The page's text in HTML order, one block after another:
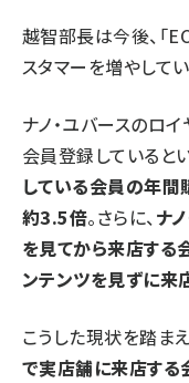
越智部長は今後、「
スタマーを増やしてい
ナノ・ユバースのロ
会員登録しているとい
している会員の年間
約3.5倍。さらに、ナ
を見てから来店する
ンテンツを見ずに来
こうした現状を踏ま
で実店舗に来店する